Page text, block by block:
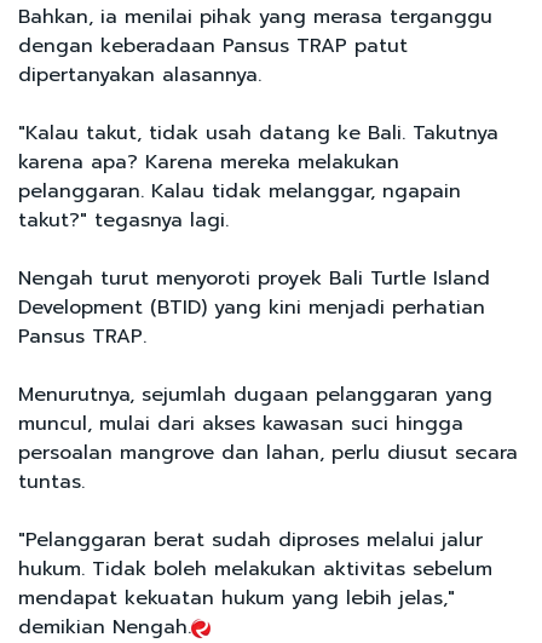
Bahkan, ia menilai pihak yang merasa terganggu
dengan keberadaan Pansus TRAP patut
dipertanyakan alasannya.
"Kalau takut, tidak usah datang ke Bali. Takutnya
karena apa? Karena mereka melakukan
pelanggaran. Kalau tidak melanggar, ngapain
takut?" tegasnya lagi.
Nengah turut menyoroti proyek Bali Turtle Island
Development (BTID) yang kini menjadi perhatian
Pansus TRAP.
Menurutnya, sejumlah dugaan pelanggaran yang
muncul, mulai dari akses kawasan suci hingga
persoalan mangrove dan lahan, perlu diusut secara
tuntas.
"Pelanggaran berat sudah diproses melalui jalur
hukum. Tidak boleh melakukan aktivitas sebelum
mendapat kekuatan hukum yang lebih jelas,"
demikian Nengah.